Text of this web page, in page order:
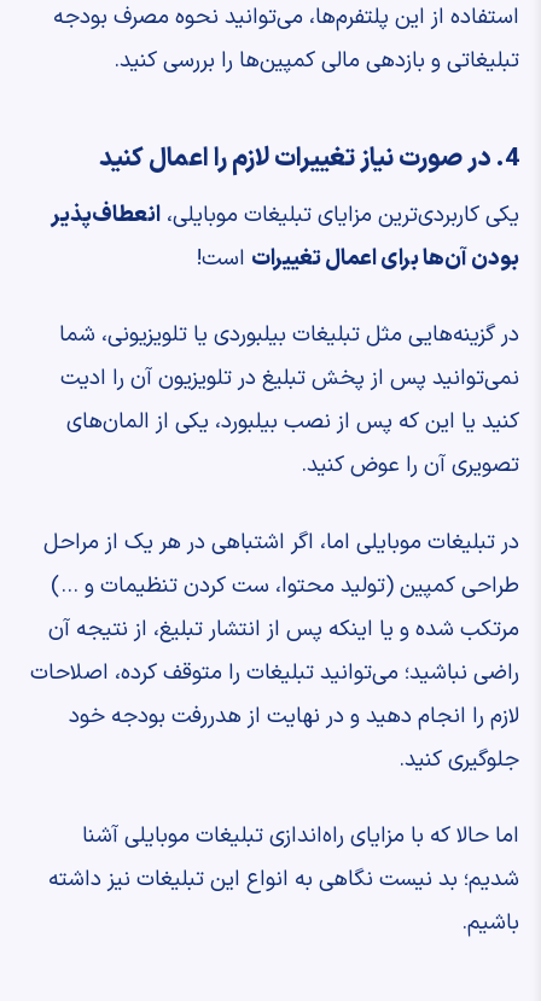
استفاده از این پلتفرم‌ها، می‌توانید نحوه مصرف بودجه
تبلیغاتی و بازدهی مالی کمپین‌ها را بررسی کنید.
4. در صورت نیاز تغییرات لازم را اعمال کنید
یکی کاربردی‌ترین مزایای تبلیغات موبایلی، انعطاف‌پذیر
بودن آن‌ها برای اعمال تغییراتاست!
در گزینه‌هایی مثل تبلیغات بیلبوردی یا تلویزیونی، شما
نمی‌توانید پس از پخش تبلیغ در تلویزیون آن را ادیت
کنید یا این که پس از نصب بیلبورد، یکی از المان‌های
تصویری آن را عوض کنید.
در تبلیغات موبایلی اما، اگر اشتباهی در هر یک از مراحل
طراحی کمپین (تولید محتوا، ست کردن تنظیمات و …)
مرتکب شده و یا اینکه پس از انتشار تبلیغ، از نتیجه آن
راضی نباشید؛ می‌توانید تبلیغات را متوقف کرده، اصلاحات
لازم را انجام دهید و در نهایت از هدررفت بودجه خود
جلوگیری کنید.
اما حالا که با مزایای راه‌اندازی تبلیغات موبایلی آشنا
شدیم؛ بد نیست نگاهی به انواع این تبلیغات نیز داشته
باشیم.